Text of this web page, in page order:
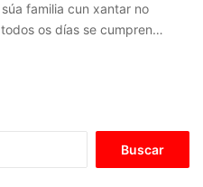
familia cun xantar no
os días se cumpren…